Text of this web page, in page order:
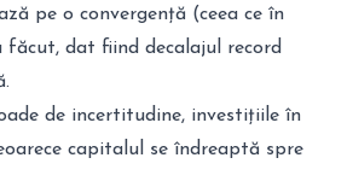
pe o convergență (ceea ce în
făcut, dat fiind decalajul record
de incertitudine, investițiile în
capitalul se îndreaptă spre